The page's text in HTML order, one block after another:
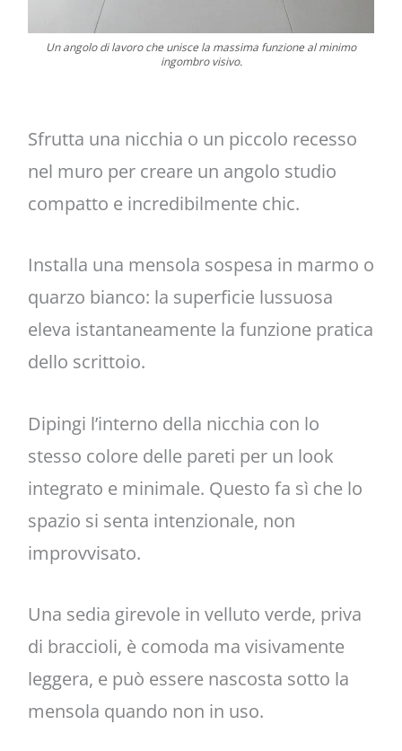
Un angolo di lavoro che unisce la massima funzione al minimo
ingombro visivo.
Sfrutta una nicchia o un piccolo recesso
nel muro per creare un angolo studio
compatto e incredibilmente chic.
Installa una mensola sospesa in marmo o
quarzo bianco: la superficie lussuosa
eleva istantaneamente la funzione pratica
dello scrittoio.
Dipingi l’interno della nicchia con lo
stesso colore delle pareti per un look
integrato e minimale. Questo fa sì che lo
spazio si senta intenzionale, non
improvvisato.
Una sedia girevole in velluto verde, priva
di braccioli, è comoda ma visivamente
leggera, e può essere nascosta sotto la
mensola quando non in uso.